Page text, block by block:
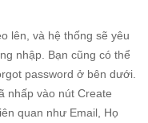
lên, và hệ thống sẽ yêu
nhập. Bạn cũng có thể
password ở bên dưới.
nhấp vào nút Create
quan như Email, Họ